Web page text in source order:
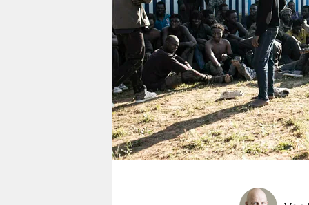
verlag
veranstaltungen
shop
fragen & hilfe
unterstützen
abo